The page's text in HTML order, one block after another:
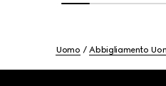
Uomo Abbigliamento